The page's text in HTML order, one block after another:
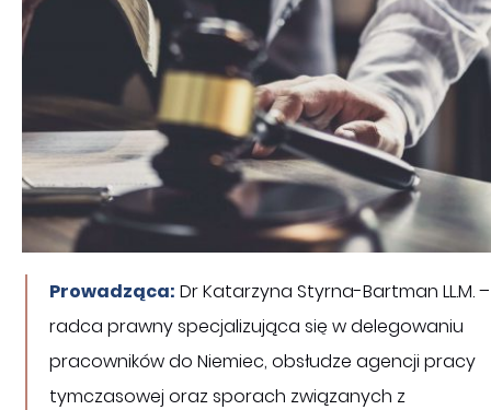
Prowadząca: Dr Katarzyna Styrna-Bartman LL.M. –
radca prawny specjalizująca się w delegowaniu
pracowników do Niemiec, obsłudze agencji pracy
tymczasowej oraz sporach związanych z